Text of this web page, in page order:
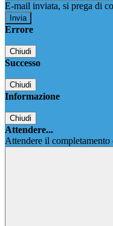
E-mail inviata, si prega di
Errore
Chiudi
Successo
Chiudi
Informazione
Chiudi
Attendere...
Attendere il completamento